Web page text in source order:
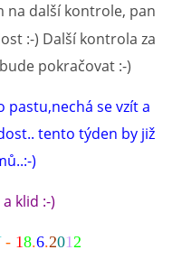
na další kontrole, pan
:-) Další kontrola za
pokračovat :-)
pastu,nechá se vzít a
tento týden by již
)
klid :-)
- 18.6.2012